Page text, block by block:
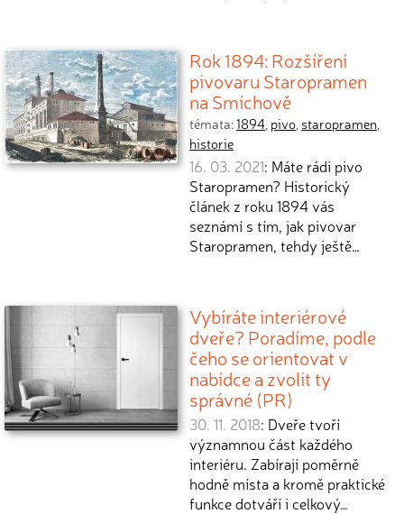
Rok 1894: Rozšíření
pivovaru Staropramen
na Smíchově
témata:1894, pivo, staropramen,
historie
16. 03. 2021: Máte rádi pivo
Staropramen? Historický
článek z roku 1894 vás
seznámí s tím, jak pivovar
Staropramen, tehdy ještě…
Vybíráte interiérové
dveře? Poradíme, podle
čeho se orientovat v
nabídce a zvolit ty
správné (PR)
30. 11. 2018: Dveře tvoří
významnou část každého
interiéru. Zabírají poměrně
hodně místa a kromě praktické
funkce dotváří i celkový…